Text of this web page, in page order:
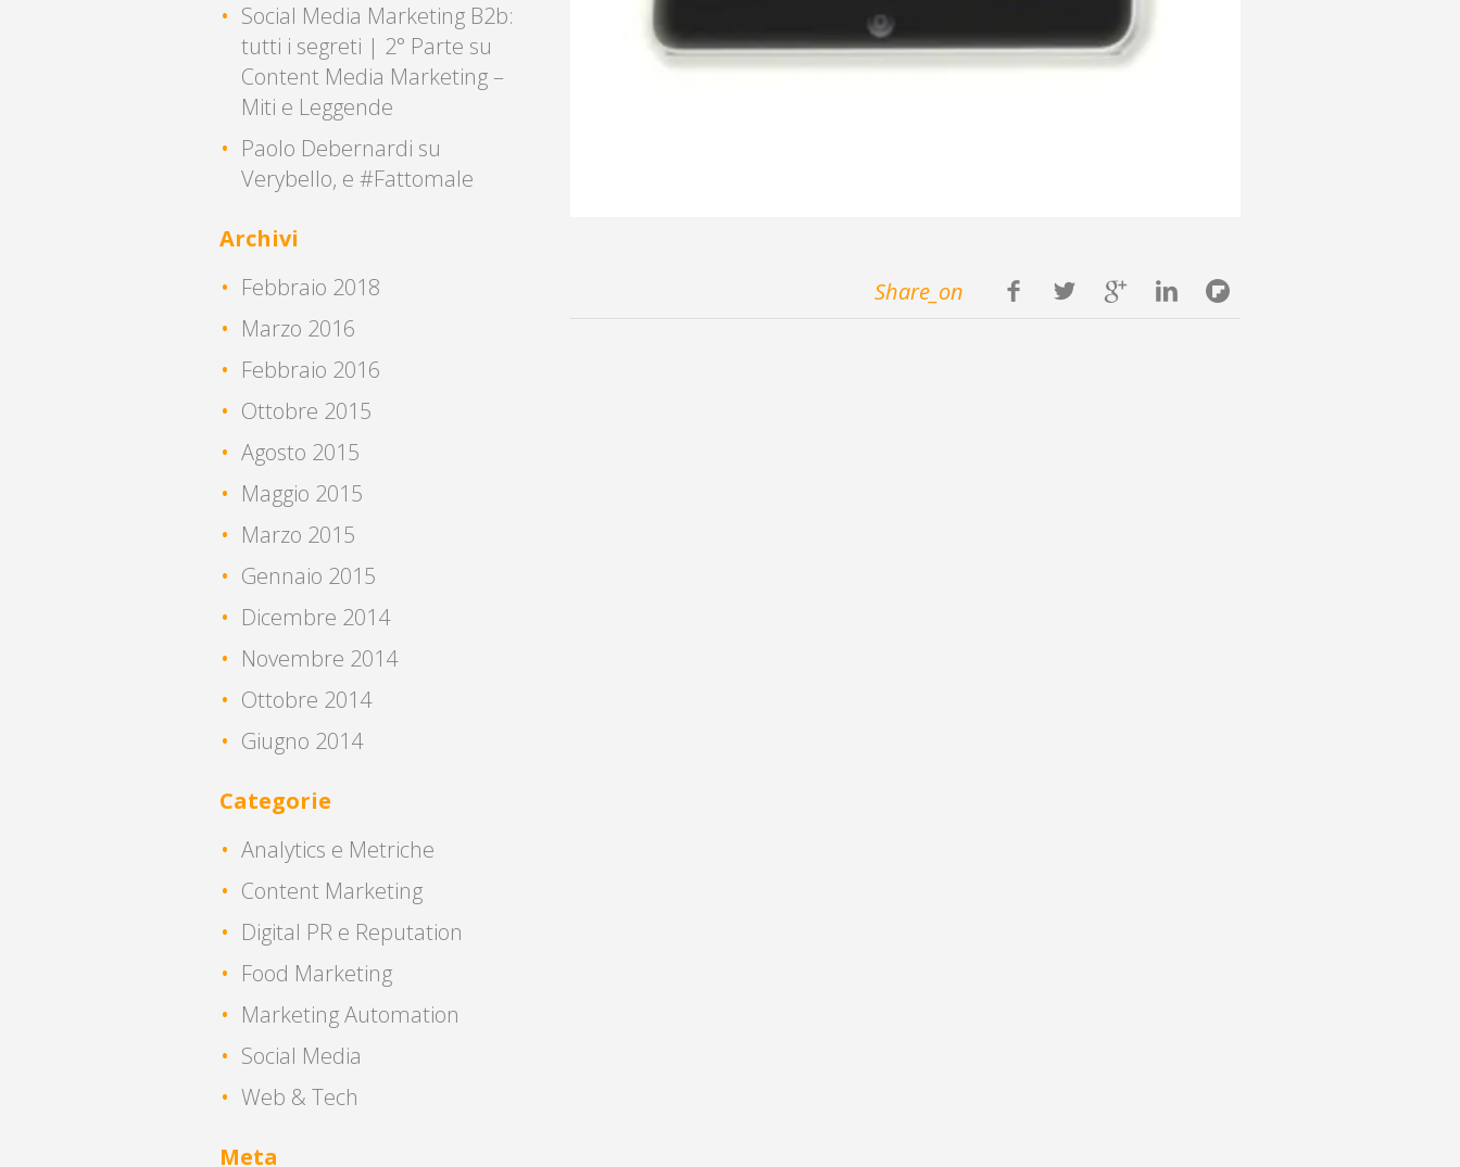
Share_on
Social Media Marketing B2b:
tutti i segreti | 2° Parte su
Content Media Marketing –
Miti e Leggende
Paolo Debernardi su
Verybello, e #Fattomale
Archivi
Febbraio 2018
Marzo 2016
Febbraio 2016
Ottobre 2015
Agosto 2015
Maggio 2015
Marzo 2015
Gennaio 2015
Dicembre 2014
Novembre 2014
Ottobre 2014
Giugno 2014
Categorie
Analytics e Metriche
Content Marketing
Digital PR e Reputation
Food Marketing
Marketing Automation
Social Media
Web & Tech
Meta